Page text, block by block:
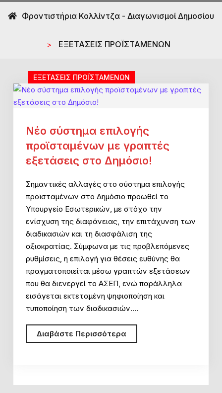
Φροντιστήρια Κολλίντζα - Διαγωνισμοί Δημοσίου
> ΕΞΕΤΑΣΕΙΣ ΠΡΟΪΣΤΑΜΕΝΩΝ
ΕΞΕΤΑΣΕΙΣ ΠΡΟΪΣΤΑΜΕΝΩΝ
Νέο σύστημα επιλογής
προϊσταμένων με γραπτές
εξετάσεις στο Δημόσιο!
Σημαντικές αλλαγές στο σύστημα επιλογής
προϊσταμένων στο Δημόσιο προωθεί το
Υπουργείο Εσωτερικών, με στόχο την
ενίσχυση της διαφάνειας, την επιτάχυνση των
διαδικασιών και τη διασφάλιση της
αξιοκρατίας. Σύμφωνα με τις προβλεπόμενες
ρυθμίσεις, η επιλογή για θέσεις ευθύνης θα
πραγματοποιείται μέσω γραπτών εξετάσεων
που θα διενεργεί το ΑΣΕΠ, ενώ παράλληλα
εισάγεται εκτεταμένη ψηφιοποίηση και
τυποποίηση των διαδικασιών.…
Διαβάστε ΠερισσότεραΝέο
σύστημα
με